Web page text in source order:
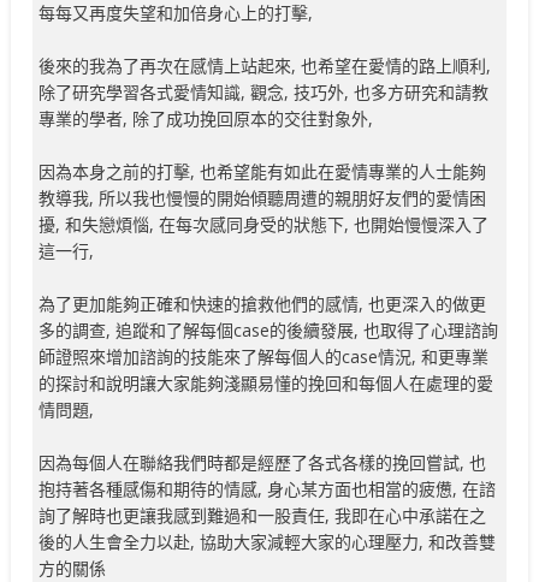
每每又再度失望和加倍身心上的打擊,
後來的我為了再次在感情上站起來, 也希望在愛情的路上順利,
除了研究學習各式愛情知識, 觀念, 技巧外, 也多方研究和請教
專業的學者, 除了成功挽回原本的交往對象外,
因為本身之前的打擊, 也希望能有如此在愛情專業的人士能夠
教導我, 所以我也慢慢的開始傾聽周遭的親朋好友們的愛情困
擾, 和失戀煩惱, 在每次感同身受的狀態下, 也開始慢慢深入了
這一行,
為了更加能夠正確和快速的搶救他們的感情, 也更深入的做更
多的調查, 追蹤和了解每個case的後續發展, 也取得了心理諮詢
師證照來增加諮詢的技能來了解每個人的case情況, 和更專業
的探討和說明讓大家能夠淺顯易懂的挽回和每個人在處理的愛
情問題,
因為每個人在聯絡我們時都是經歷了各式各樣的挽回嘗試, 也
抱持著各種感傷和期待的情感, 身心某方面也相當的疲憊, 在諮
詢了解時也更讓我感到難過和一股責任, 我即在心中承諾在之
後的人生會全力以赴, 協助大家減輕大家的心理壓力, 和改善雙
方的關係